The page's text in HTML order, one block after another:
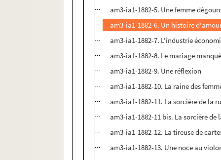
am3-ia1-1882-5. Une femme
am3-ia1-1882-6. Un histoire
am3-ia1-1882-7. L'industrie
am3-ia1-1882-8. Le mariage
am3-ia1-1882-9. Une réflexion
am3-ia1-1882-10. La raine des
am3-ia1-1882-11. La sorcière de la
am3-ia1-1882-11 bis. La sorcière
am3-ia1-1882-12. La tireuse de
am3-ia1-1882-13. Une noce au